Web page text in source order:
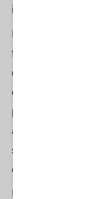
in Venezuela”.
Forte dei suoi
fascismo
di spostare a
dei Patrioti, e
provocazioni di
alludendo più
sullo stato
classi popolari.
D'altro canto,